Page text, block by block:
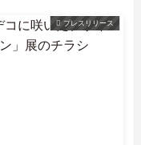
プレスリリース